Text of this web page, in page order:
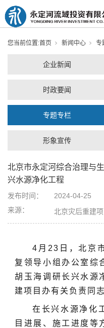
您当前位置:首页 新闻中心 专
企业新闻
时政要闻
专题专栏
形象宣传
北京市永定河综合治理与
兴水源净化工程
发布时间：
2024-04-25
来源：
北京灾后重建
4月23日，北京
复领导小组办公室综
胡玉海调研长兴水源
建项目办有关负责同
在长兴水源净化
目进展、施工进度等